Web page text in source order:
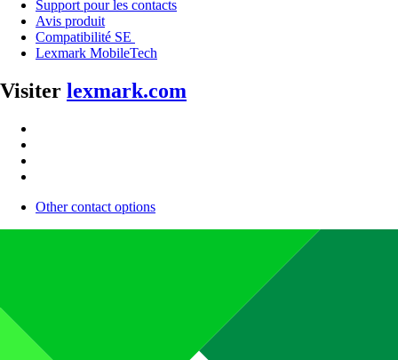
Support pour les contacts
Avis produit
Compatibilité SE
Lexmark MobileTech
Visiter lexmark.com
Other contact options